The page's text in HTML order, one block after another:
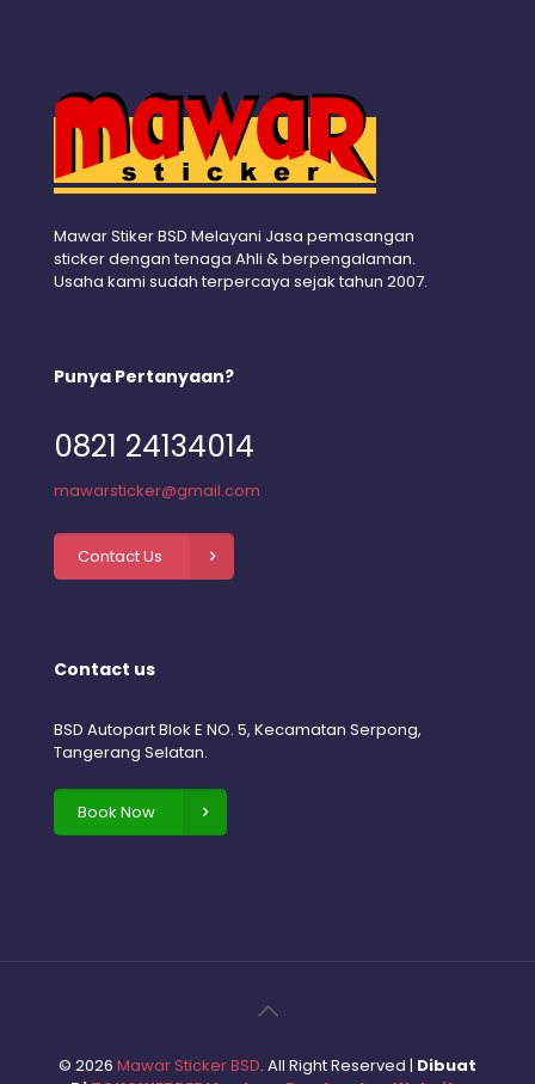
Mawar Stiker BSD Melayani Jasa pemasangan
sticker dengan tenaga Ahli & berpengalaman.
Usaha kami sudah terpercaya sejak tahun 2007.
Punya Pertanyaan?
0821 24134014
mawarsticker@gmail.com
Contact Us
Contact us
BSD Autopart Blok E NO. 5, Kecamatan Serpong,
Tangerang Selatan.
Book Now
© 2026 Mawar Sticker BSD. All Right Reserved | Dibuat